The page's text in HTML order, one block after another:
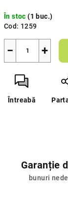
preţ:
În stoc(1 buc.)
Cod: 1259
+
−
Întreabă
Garanție
bunuri